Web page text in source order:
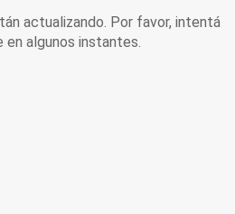
actualizando. Por favor, intentá
en algunos instantes.